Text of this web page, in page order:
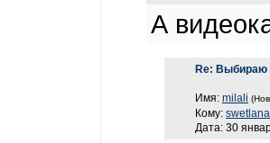
А
Re: Выбираю
Имя: milali
Кому: swetlana
Дата: 30